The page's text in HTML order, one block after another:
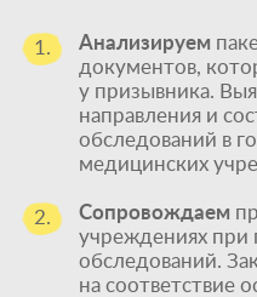
1. Анализируем
документов,
у призывника.
направления и
обследований в
медицинских
2. Сопровождаем
учреждениях
обследований.
на соответствие